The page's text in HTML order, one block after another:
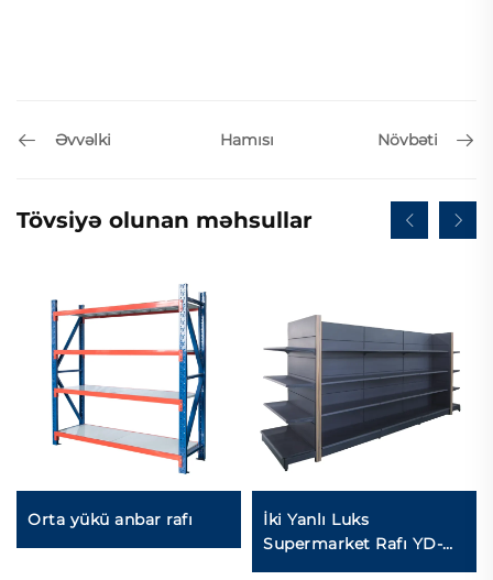
Əvvəlki Hamısı Növbəti
Tövsiyə olunan məhsullar
Orta yükü anbar rafı
İki Yanlı Luks
Supermarket Rafı YD-
S035